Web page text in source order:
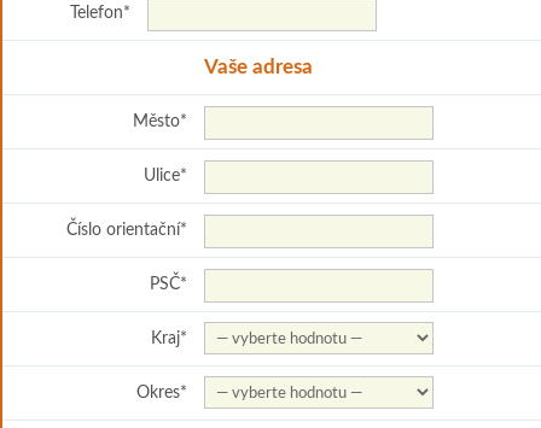
Telefon*
Vaše adresa
Město*
Ulice*
Číslo orientační*
PSČ*
Kraj*
Okres*